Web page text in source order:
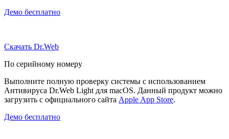
Демо бесплатно
Скачать Dr.Web
По серийному номеру
Выполните полную проверку системы с использованием
Антивируса Dr.Web Light для macOS. Данный продукт можно
загрузить с официального сайта Apple App Store.
Демо бесплатно